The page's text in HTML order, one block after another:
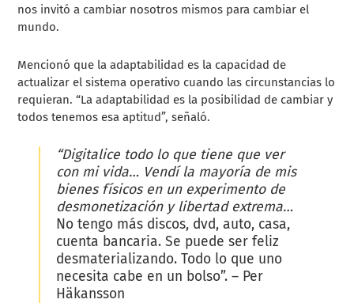
nos invitó a cambiar nosotros mismos para cambiar el
mundo.
Mencionó que la adaptabilidad es la capacidad de
actualizar el sistema operativo cuando las circunstancias lo
requieran.“La adaptabilidad es la posibilidad de cambiar y
todos tenemos esa aptitud”, señaló.
“Digitalice todo lo que tiene que ver
con mi vida… Vendí la mayoría de mis
bienes físicos en un experimento de
desmonetización y libertad extrema…
No tengo más discos, dvd, auto, casa,
cuenta bancaria. Se puede ser feliz
desmaterializando. Todo lo que uno
necesita cabe en un bolso”. – Per
Häkansson